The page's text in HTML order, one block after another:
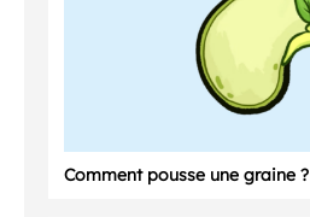
Comment pousse une graine ?